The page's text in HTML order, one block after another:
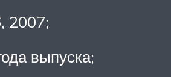
2007;
выпуска;